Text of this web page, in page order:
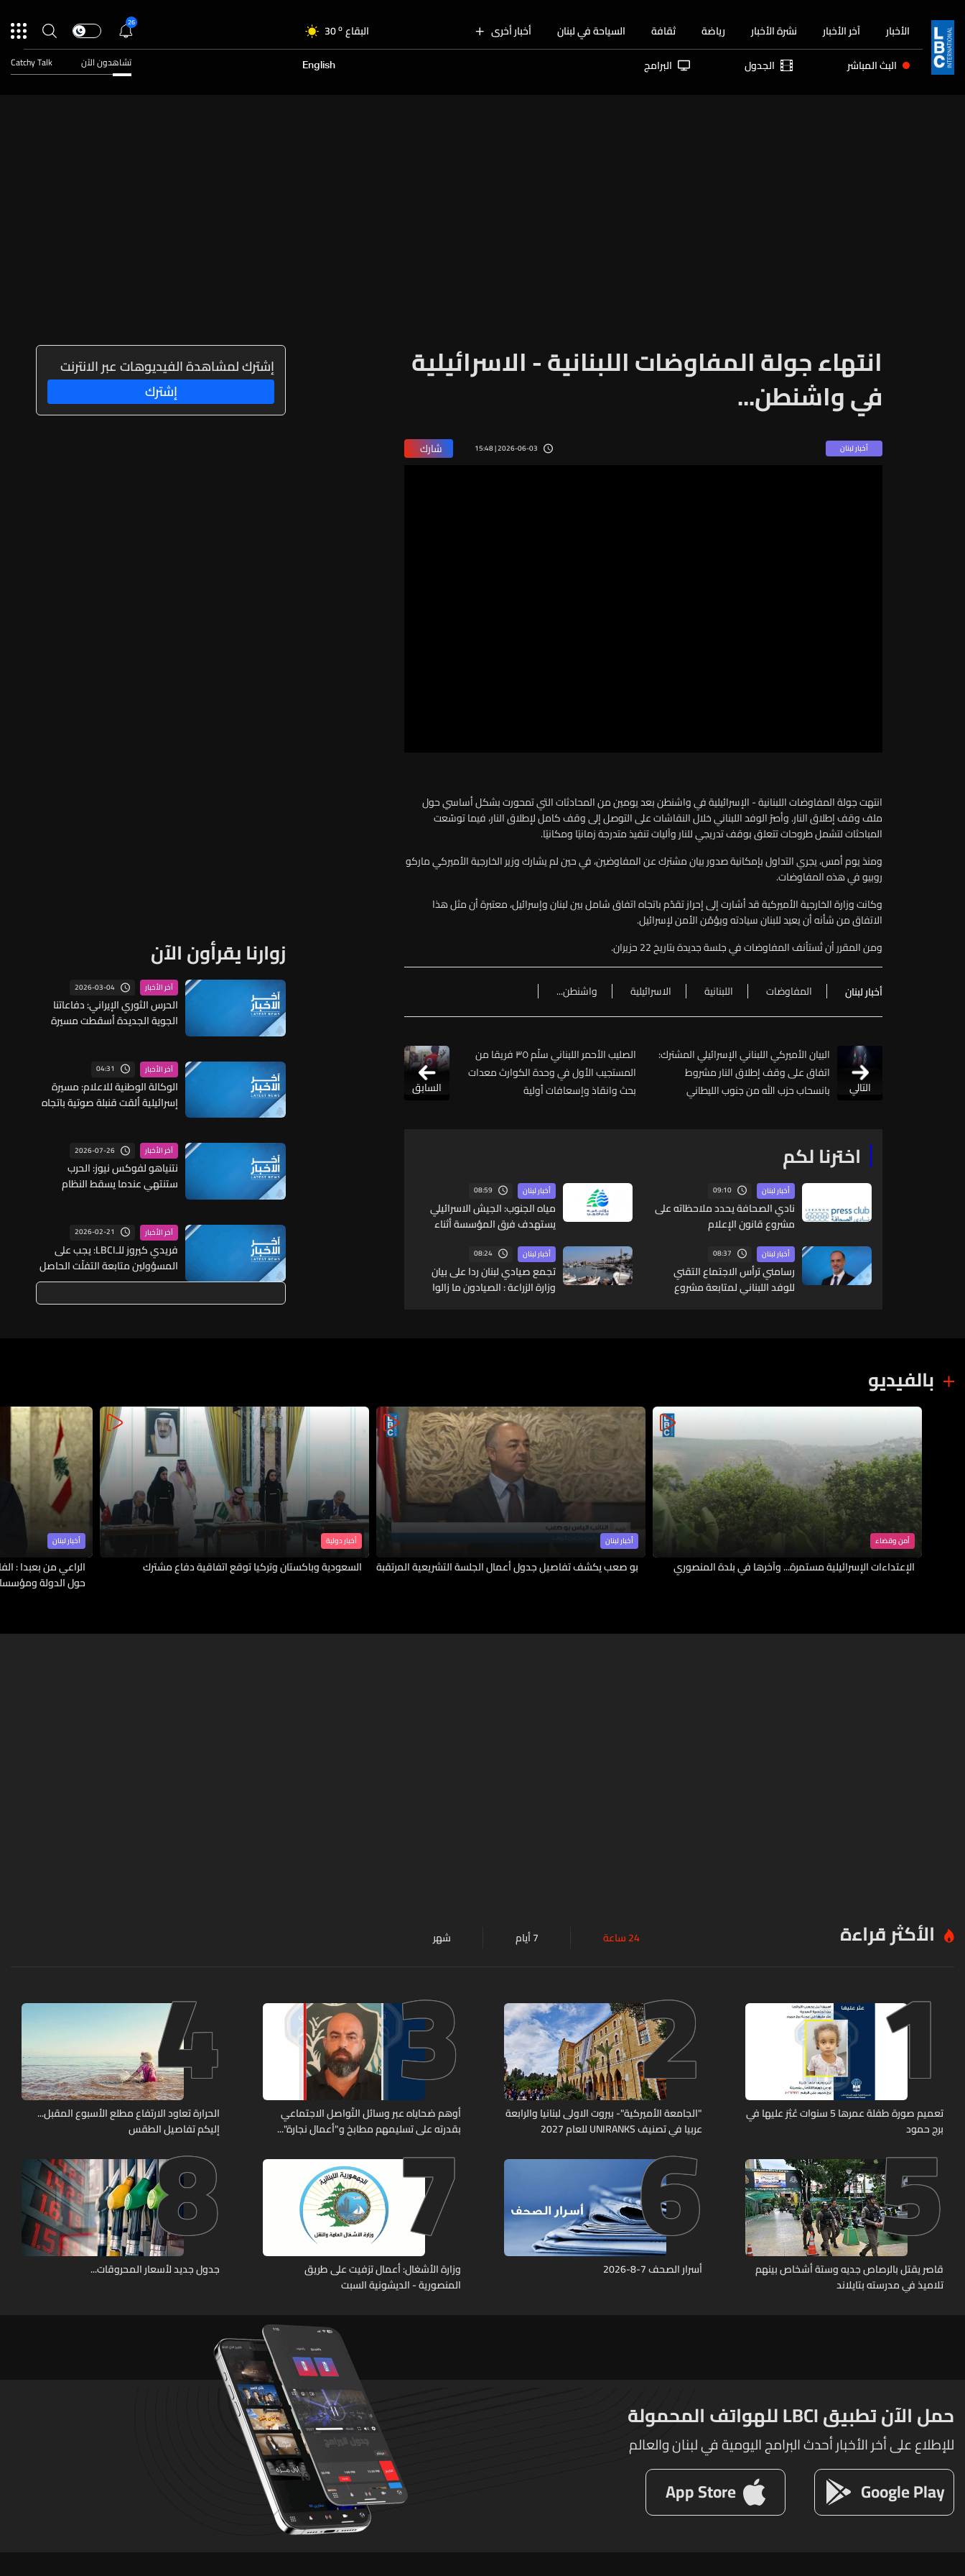
الأخبار آخر الأخبار نشرة الأخبار رياضة ثقافة السياحة في لبنان أخبار أخرى البقاع 30o
الجنوب 29o
30
26
البث المباشر الجدول البرامج English تشاهدون الآن Catchy Talk
انتهاء جولة المفاوضات اللبنانية - الاسرائيلية
في واشنطن...
أخبار لبنان 2026-06-03 | 15:48 شارك
انتهت جولة المفاوضات اللبنانية - الإسرائيلية في واشنطن بعد يومين من المحادثات التي تمحورت بشكل أساسي حول
ملف وقف إطلاق النار. وأصرّ الوفد اللبناني خلال النقاشات على التوصل إلى وقف كامل لإطلاق النار، فيما توسّعت
المباحثات لتشمل طروحات تتعلق بوقف تدريجي للنار وآليات تنفيذ متدرجة زمانيًا ومكانيًا.
ومنذ يوم أمس، يجري التداول بإمكانية صدور بيان مشترك عن المفاوضين، في حين لم يشارك وزير الخارجية الأميركي ماركو
روبيو في هذه المفاوضات.
وكانت وزارة الخارجية الأميركية قد أشارت إلى إحراز تقدّم باتجاه اتفاق شامل بين لبنان وإسرائيل، معتبرة أن مثل هذا
الاتفاق من شأنه أن يعيد للبنان سيادته ويؤمّن الأمن لإسرائيل.
ومن المقرر أن تُستأنف المفاوضات في جلسة جديدة بتاريخ 22 حزيران.
أخبار لبنان المفاوضات اللبنانية الاسرائيلية واشنطن...
التالي
البيان الأميركي اللبناني الإسرائيلي المشترك:
اتفاق على وقف إطلاق النار مشروط
بانسحاب حزب الله من جنوب الليطاني
الصليب الأحمر اللبناني سلّم ٣٥ فريقا من
المستجيب الأول في وحدة الكوارث معدات
بحث وانقاذ وإسعافات أولية
السابق
اخترنا لكم
أخبار لبنان 09:10
نادي الصحافة يحدد ملاحظاته على
مشروع قانون الإعلام
أخبار لبنان 08:59
مياه الجنوب: الجيش الاسرائيلي
يستهدف فرق المؤسسة أثناء
أخبار لبنان 08:37
رسامني ترأس الاجتماع التقني
للوفد اللبناني لمتابعة مشروع
أخبار لبنان 08:24
تجمع صيادي لبنان ردا على بيان
وزارة الزراعة : الصيادون ما زالوا
إشترك لمشاهدة الفيديوهات عبر الانترنت
إشترك
زوارنا يقرأون الآن
آخر الأخبار 2026-03-04
الحرس الثوري الإيراني: دفاعاتنا
الجوية الجديدة أسقطت مسيرة
آخر الأخبار 04:31
الوكالة الوطنية للاعلام: مسيرة
إسرائيلية ألقت قنبلة صوتية باتجاه
آخر الأخبار 2026-07-26
نتنياهو لفوكس نيوز: الحرب
ستنتهي عندما يسقط النظام
آخر الأخبار 2026-02-21
فريدي كيروز للـLBCI: يجب على
المسؤولين متابعة التفلّت الحاصل
على كافة المستويات في المجال
بالفيديو
أمن وقضاء
الإعتداءات الإسرائيلية مستمرة... وآخرها في بلدة المنصوري
أخبار لبنان
بو صعب يكشف تفاصيل جدول أعمال الجلسة التشريعية المرتقبة
أخبار دولية
السعودية وباكستان وتركيا توقع اتفاقية دفاع مشترك
أخبار لبنان
الراعي من بعبدا :
حول الدولة
الأكثر قراءة 24 ساعة 7 أيام شهر 1
تعميم صورة طفلة عمرها 5 سنوات عُثِرَ عليها في
برج حمود
2
"الجامعة الأميركية"- بيروت الاولى لبنانيا والرابعة
عربيا في تصنيف UNIRANKS للعام 2027
3
أوهم ضحاياه عبر وسائل التّواصل الاجتماعي
بقدرته على تسليمهم مطابخ و"أعمال نجارة"...
4
الحرارة تعاود الارتفاع مطلع الأسبوع المقبل...
إليكم تفاصيل الطقس
5
قاصر يقتل بالرصاص جديه وستة أشخاص بينهم
تلاميذ في مدرسته بتايلاند
6
أسرار الصحف 7-8-2026 7
وزارة الأشغال: أعمال تزفيت على طريق
المنصورية - الديشونية السبت
8
جدول جديد لأسعار المحروقات...
حمل الآن تطبيق LBCI للهواتف المحمولة
للإطلاع على أخر الأخبار أحدث البرامج اليومية في لبنان والعالم
Google Play
App Store